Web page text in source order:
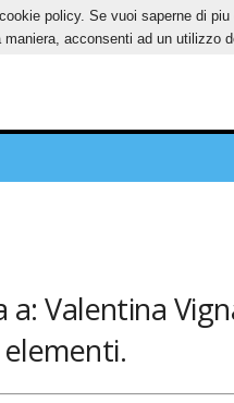
Valentina
policy. Se vuoi saperne di
acconsenti ad un utilizzo